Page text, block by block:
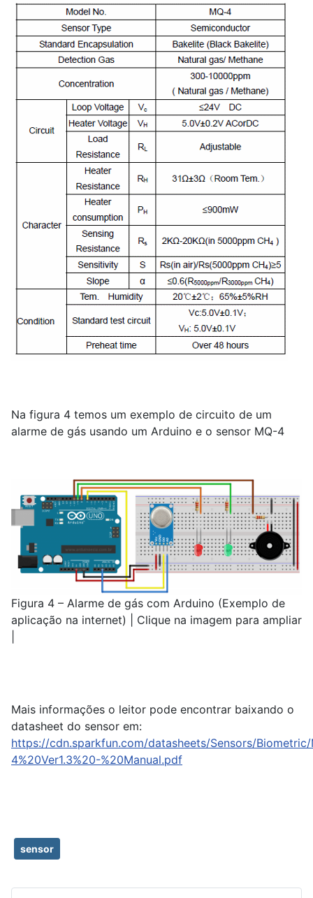
Na figura 4 temos um exemplo de circuito de um
alarme de gás usando um Arduino e o sensor MQ-4
Figura 4 – Alarme de gás com Arduino (Exemplo de
aplicação na internet) | Clique na imagem para ampliar
Mais informações o leitor pode encontrar baixando o
datasheet do sensor em:
https://cdn.sparkfun.com/datasheets/Sensors/
4%20Ver1.3%20-%20Manual.pdf
sensor